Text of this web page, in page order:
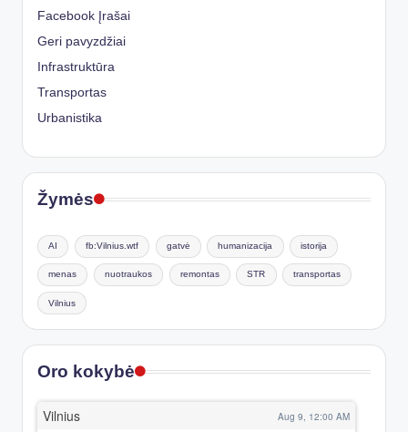
Facebook Įrašai
Geri pavyzdžiai
Infrastruktūra
Transportas
Urbanistika
Žymės
AI fb:Vilnius.wtf gatvė humanizacija istorija
menas nuotraukos remontas STR transportas
Vilnius
Oro kokybė
Vilnius Aug 9, 12:00 AM